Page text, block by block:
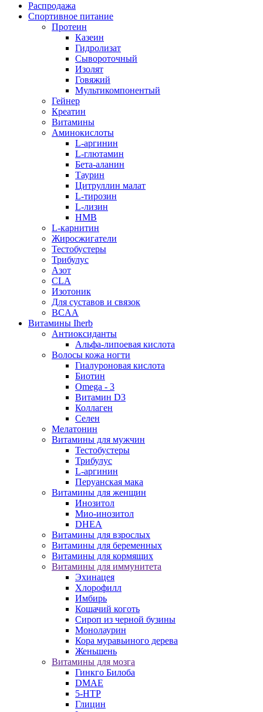
Распродажа
Спортивное питание
Протеин
Казеин
Гидролизат
Сывороточный
Изолят
Говяжий
Мультикомпонентый
Гейнер
Креатин
Витамины
Аминокислоты
L-аргинин
L-глютамин
Бета-аланин
Таурин
Цитруллин малат
L-тирозин
L-лизин
HMB
L-карнитин
Жиросжигатели
Тестобустеры
Трибулус
Азот
CLA
Изотоник
Для суставов и связок
BCAA
Витамины Iherb
Антиоксиданты
Альфа-липоевая кислота
Волосы кожа ногти
Гиалуроновая кислота
Биотин
Omega - 3
Витамин D3
Коллаген
Селен
Мелатонин
Витамины для мужчин
Тестобустеры
Трибулус
L-аргинин
Перуанская мака
Витамины для женщин
Инозитол
Мио-инозитол
DHEA
Витамины для взрослых
Витамины для беременных
Витамины для кормящих
Витамины для иммунитета
Эхинацея
Хлорофилл
Имбирь
Кошачий коготь
Сироп из черной бузины
Монолаурин
Кора муравьиного дерева
Женьшень
Витамины для мозга
Гинкго Билоба
DMAE
5-HTP
Глицин